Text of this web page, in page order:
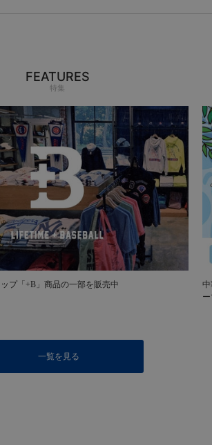
FEATURES
特集
プ「+B」商品の一部を販売中
一覧を見る